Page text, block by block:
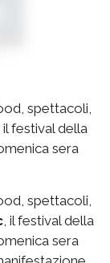
spettacoli,
festival della
sera
spettacoli,
, il festival della
sera